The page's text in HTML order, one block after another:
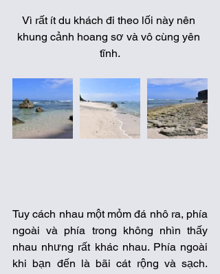
Vì rất ít du khách đi theo lối này nên
khung cảnh hoang sơ và vô cùng yên
tĩnh.
Tuy cách nhau một mỏm đá nhô ra, phía
ngoài và phía trong không nhìn thấy
nhau nhưng rất khác nhau. Phía ngoài
khi bạn đến là bãi cát rộng và sạch.